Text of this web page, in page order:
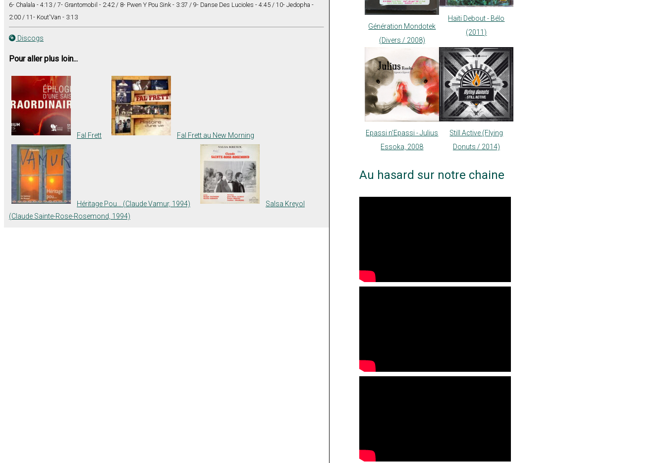
6- Chalala - 4:13 / 7- Grantomobil - 2:42 / 8- Pwen Y Pou Sink - 3:37 / 9- Danse Des Lucioles - 4:45 / 10- Jedopha -
2:00 / 11- Kout'Van - 3:13
Discogs
Pour aller plus loin...
Fal Frett Fal Frett au New Morning
Héritage Pou… (Claude Vamur, 1994)
Salsa Kreyol
(Claude Sainte-Rose-Rosemond, 1994)
Génération Mondotek
(Divers / 2008)
Haïti Debout - Bélo
(2011)
Epassi n'Epassi - Julius
Essoka, 2008
Still Active (Flying
Donuts / 2014)
Au hasard sur notre chaine